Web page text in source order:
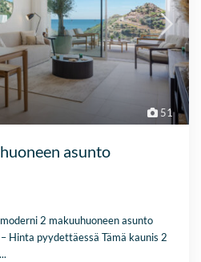
51
asunto
2 makuuhuoneen asunto
Hinta pyydettäessä Tämä kaunis 2
...